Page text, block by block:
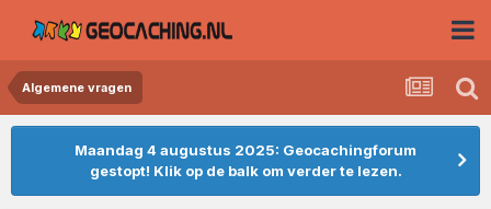
Algemene vragen
Maandag 4 augustus 2025: Geocachingforum
gestopt! Klik op de balk om verder te lezen.